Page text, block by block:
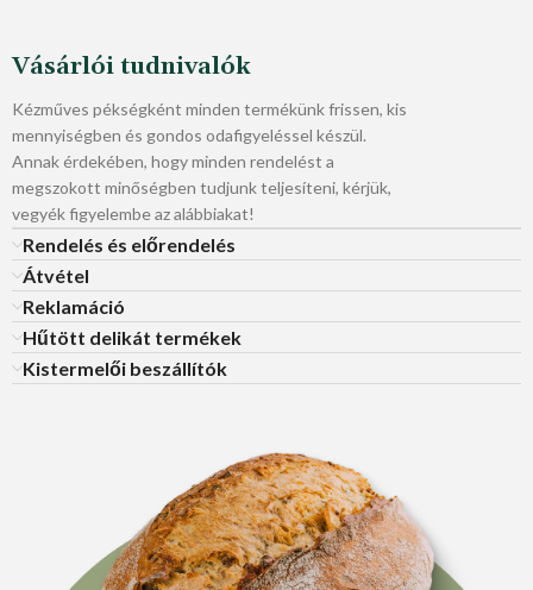
Vásárlói tudnivalók
Kézműves pékségként minden termékünk frissen, kis
mennyiségben és gondos odafigyeléssel készül.
Annak érdekében, hogy minden rendelést a
megszokott minőségben tudjunk teljesíteni, kérjük,
vegyék figyelembe az alábbiakat!
Rendelés és előrendelés
Átvétel
Reklamáció
Hűtött delikát termékek
Kistermelői beszállítók